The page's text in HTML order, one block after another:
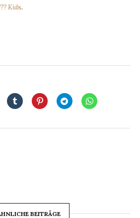
Kids.
BEITRÄGE